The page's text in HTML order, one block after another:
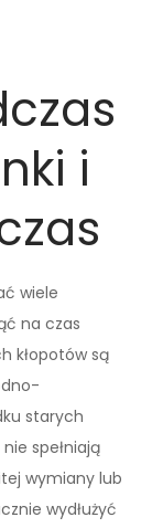
i
wiele
na czas
kłopotów są
starych
spełniają
wymiany lub
wydłużyć